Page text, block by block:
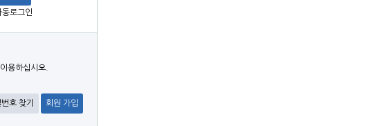
동로그인
용하십시오.
호 찾기 회원 가입